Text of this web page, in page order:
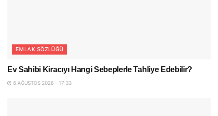
EMLAK SÖZLÜĞÜ
Ev Sahibi Kiracıyı Hangi Sebeplerle Tahliye Edebilir?
6 AĞUSTOS 2026 - 17:33